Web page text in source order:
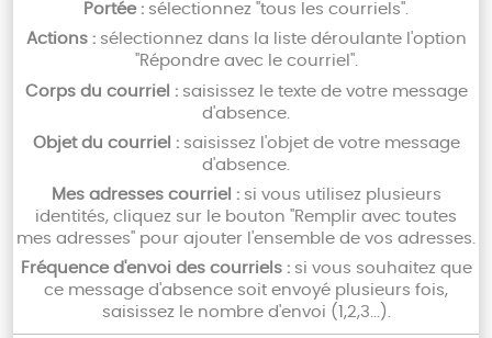
Portée : sélectionnez "tous les courriels".
Actions : sélectionnez dans la liste déroulante l'option
"Répondre avec le courriel".
Corps du courriel : saisissez le texte de votre message
d'absence.
Objet du courriel : saisissez l'objet de votre message
d'absence.
Mes adresses courriel :si vous utilisez plusieurs
identités, cliquez sur le bouton "Remplir avec toutes
mes adresses" pour ajouter l'ensemble de vos adresses.
Fréquence d'envoi des courriels :si vous souhaitez que
ce message d'absence soit envoyé plusieurs fois,
saisissez le nombre d'envoi (1,2,3...).